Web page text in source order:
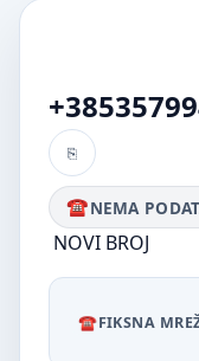
NEMA
NOVI BROJ
FIKSNA